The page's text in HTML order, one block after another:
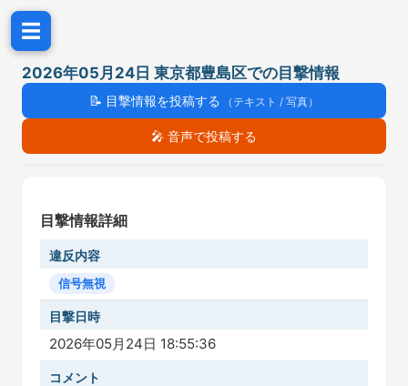
☰
2026年05月24日 東京都豊島区での目撃情報
📝 目撃情報を投稿する （テキスト / 写真）
🎤 音声で投稿する
目撃情報詳細
違反内容
信号無視
目撃日時
2026年05月24日 18:55:36
コメント